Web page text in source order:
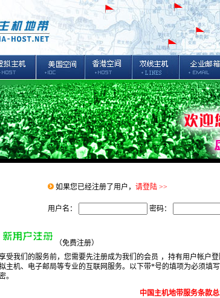
如果您已经注册了用户， 请登陆 >>
用户名： 密码：
（免费注册）
我们的服务前，您需要先注册成为我们的会员 ，持有用户帐户
主机、电子邮局等专业的互联网服务。以下带*号的填项为必须填
。
中国主机地带服务条款